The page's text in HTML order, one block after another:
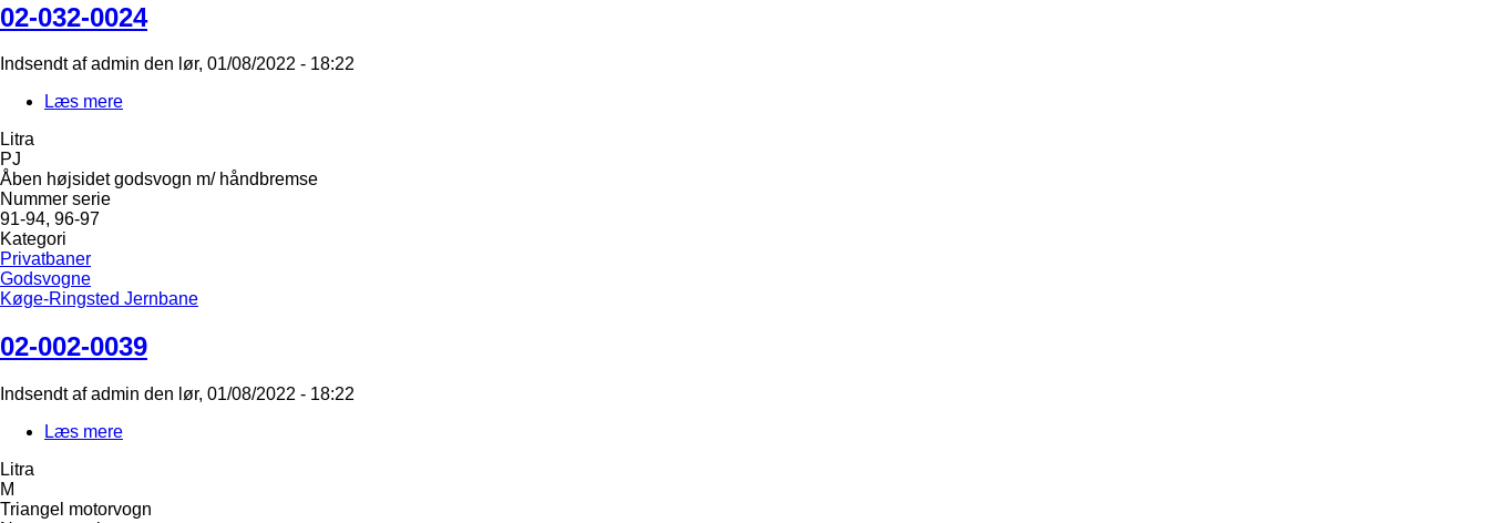
02-032-0024
Indsendt afadmin den lør, 01/08/2022 - 18:22
Læs mere
Litra
PJ
Åben højsidet godsvogn m/ håndbremse
Nummer serie
91-94, 96-97
Kategori
Privatbaner
Godsvogne
Køge-Ringsted Jernbane
02-002-0039
Indsendt afadmin den lør, 01/08/2022 - 18:22
Læs mere
Litra
M
Triangel motorvogn